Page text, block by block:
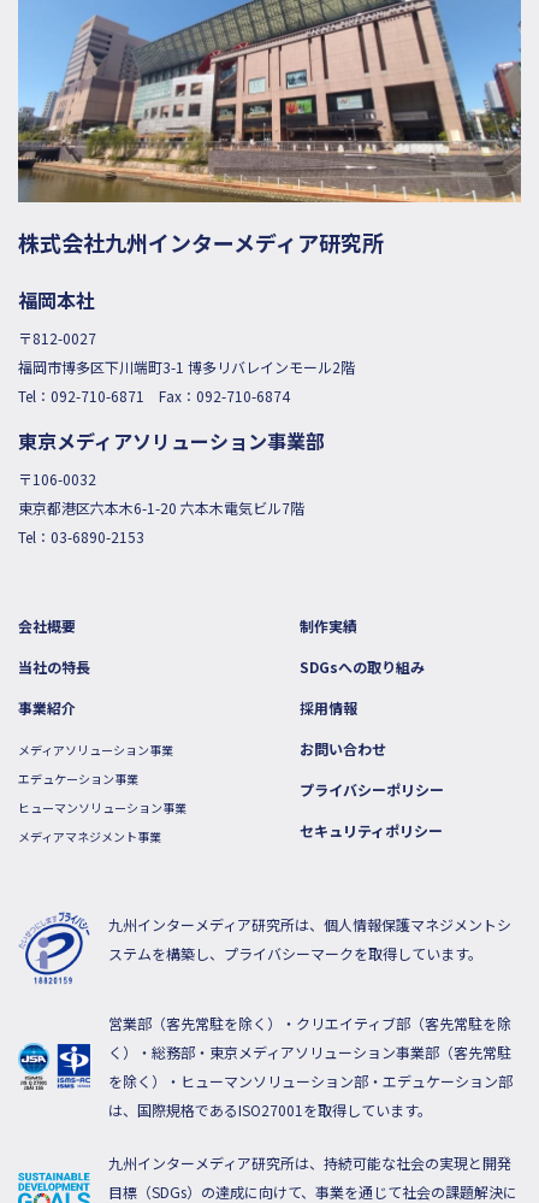
株式会社九州インターメディア研究所
福岡本社
〒812-0027
福岡市博多区下川端町3-1 博多リバレインモール2階
Tel： 092-710-6871 Fax：092-710-6874
東京メディアソリューション事業部
〒106-0032
東京都港区六本木6-1-20 六本木電気ビル7階
Tel： 03-6890-2153
会社概要
当社の特長
事業紹介
メディアソリューション事業
エデュケーション事業
ヒューマンソリューション事業
メディアマネジメント事業
制作実績
SDGsへの取り組み
採用情報
お問い合わせ
プライバシーポリシー
セキュリティポリシー
九州インターメディア研究所は、個人情報保護マネジメントシ
ステムを構築し、プライバシーマークを取得しています。
営業部（客先常駐を除く）・クリエイティブ部（客先常駐を除
く）・総務部・東京メディアソリューション事業部（客先常駐
を除く）・ヒューマンソリューション部・エデュケーション部
は、国際規格であるISO27001を取得しています。
九州インターメディア研究所は、持続可能な社会の実現と開発
目標（SDGs）の達成に向けて、事業を通じて社会の課題解決に